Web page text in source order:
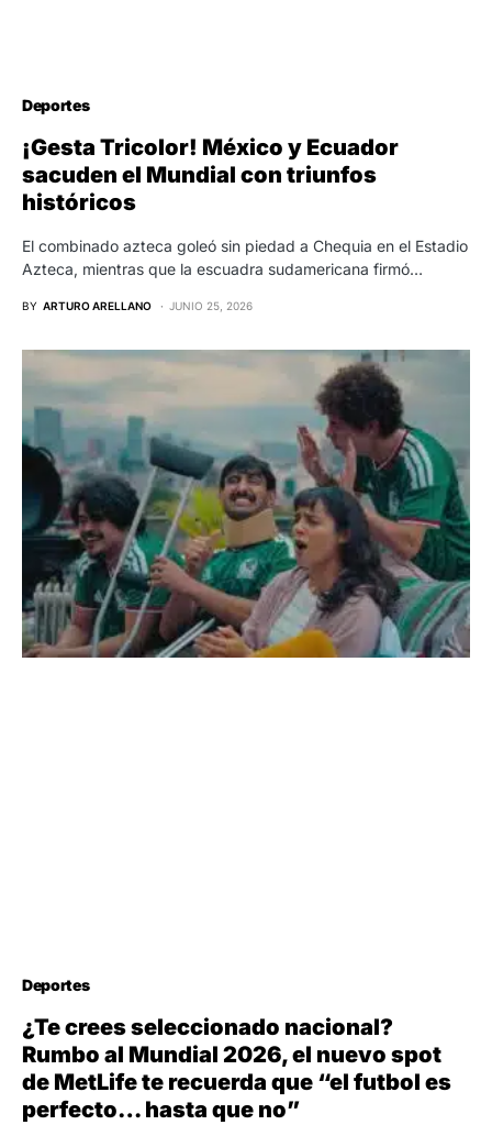
Deportes
¡Gesta Tricolor! México y Ecuador
sacuden el Mundial con triunfos
históricos
El combinado azteca goleó sin piedad a Chequia en el Estadio
Azteca, mientras que la escuadra sudamericana firmó…
BY ARTURO ARELLANO JUNIO 25, 2026
Deportes
¿Te crees seleccionado nacional?
Rumbo al Mundial 2026, el nuevo spot
de MetLife te recuerda que “el futbol es
perfecto… hasta que no”